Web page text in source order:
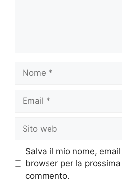
Nome
Email
Sito
web
Salva il mio nome,
browser per la
commento.